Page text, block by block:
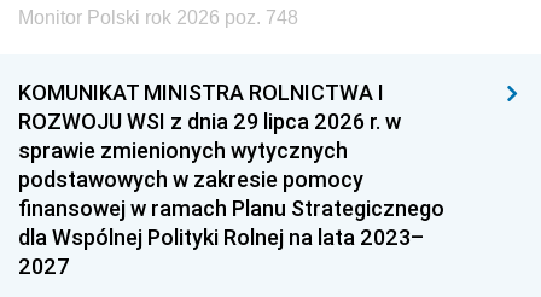
Monitor Polski rok 2026 poz. 748
KOMUNIKAT MINISTRA ROLNICTWA I
ROZWOJU WSI z dnia 29 lipca 2026 r. w
sprawie zmienionych wytycznych
podstawowych w zakresie pomocy
finansowej w ramach Planu Strategicznego
dla Wspólnej Polityki Rolnej na lata 2023–
2027